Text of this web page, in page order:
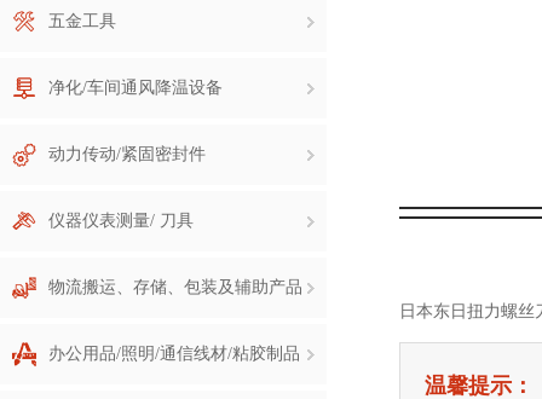
五金工具
净化/车间通风降温设备
动力传动/紧固密封件
仪器仪表测量/ 刀具
物流搬运、存储、包装及辅助产品
办公用品/照明/通信线材/粘胶制品
日本东日扭力螺丝
温馨提示：